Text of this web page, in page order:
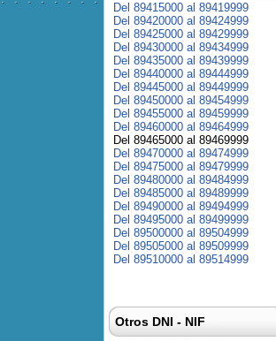
Del 89415000 al 89419999
Del 89420000 al 89424999
Del 89425000 al 89429999
Del 89430000 al 89434999
Del 89435000 al 89439999
Del 89440000 al 89444999
Del 89445000 al 89449999
Del 89450000 al 89454999
Del 89455000 al 89459999
Del 89460000 al 89464999
Del 89465000 al 89469999
Del 89470000 al 89474999
Del 89475000 al 89479999
Del 89480000 al 89484999
Del 89485000 al 89489999
Del 89490000 al 89494999
Del 89495000 al 89499999
Del 89500000 al 89504999
Del 89505000 al 89509999
Del 89510000 al 89514999
Otros DNI - NIF